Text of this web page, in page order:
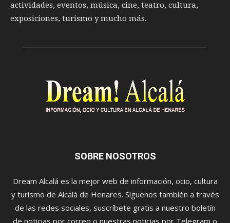
actividades, eventos, música, cine, teatro, cultura,
exposiciones, turismo y mucho más.
SOBRE NOSOTROS
Dream Alcalá es la mejor web de información, ocio, cultura
y turismo de Alcalá de Henares. Síguenos también a través
de las redes sociales, suscríbete gratis a nuestro boletín